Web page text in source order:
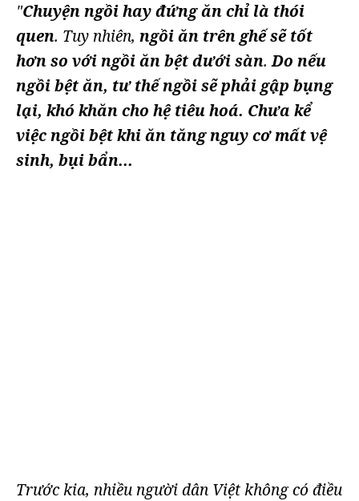
"Chuyện ngồi hay đứng ăn chỉ là thói
quen. Tuy nhiên, ngồi ăn trên ghế sẽ tốt
hơn so với ngồi ăn bệt dưới sàn.Do nếu
ngồi bệt ăn, tư thế ngồi sẽ phải gập bụng
lại, khó khăn cho hệ tiêu hoá. Chưa kể
việc ngồi bệt khi ăn tăng nguy cơ mất vệ
sinh, bụi bẩn...
Trước kia, nhiều người dân Việt không có điều